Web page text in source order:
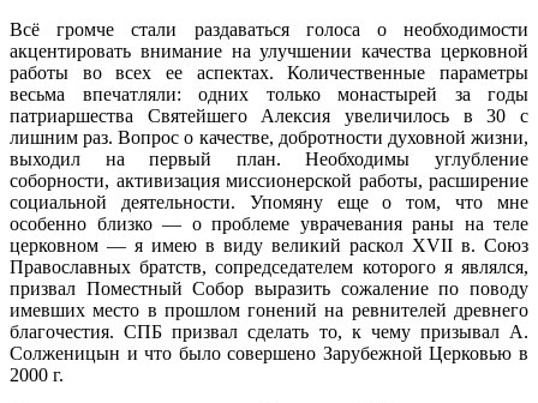
Всё громче стали раздаваться голоса о необходимости
акцентировать внимание на улучшении качества церковной
работы во всех ее аспектах. Количественные параметры
весьма впечатляли: одних только монастырей за годы
патриаршества Святейшего Алексия увеличилось в 30 с
лишним раз. Вопрос о качестве, добротности духовной жизни,
выходил на первый план. Необходимы углубление
соборности, активизация миссионерской работы, расширение
социальной деятельности. Упомяну еще о том, что мне
особенно близко — о проблеме уврачевания раны на теле
церковном — я имею в виду великий раскол XVII в. Союз
Православных братств, сопредседателем которого я являлся,
призвал Поместный Собор выразить сожаление по поводу
имевших место в прошлом гонений на ревнителей древнего
благочестия. СПБ призвал сделать то, к чему призывал А.
Солженицын и что было совершено Зарубежной Церковью в
2000 г.